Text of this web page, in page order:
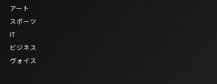
アート
スポーツ
IT
ビジネス
ヴォイス